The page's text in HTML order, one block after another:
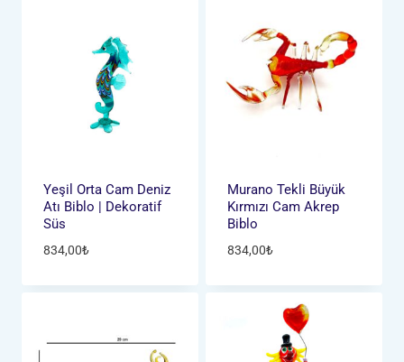
Yeşil Orta Cam Deniz
Atı Biblo | Dekoratif
Süs
834,00₺
Murano Tekli Büyük
Kırmızı Cam Akrep
Biblo
834,00₺